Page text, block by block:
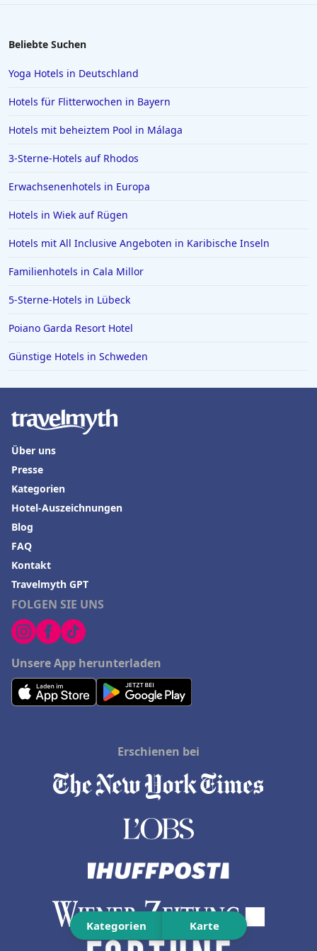
Hotels in Füssen
Hotels in Willingen
Hotels auf Santorin
Hotels in Ludwigsburg
Hotels in Dierhagen
Hotels in Oslo
Hotels in Schleswig Holstein
Hotels in Lenggries
Kategorien Karte
Beliebte Suchen
Yoga Hotels in Deutschland
Hotels für Flitterwochen in Bayern
Hotels mit beheiztem Pool in Málaga
3-Sterne-Hotels auf Rhodos
Erwachsenenhotels in Europa
Hotels in Wiek auf Rügen
Hotels mit All Inclusive Angeboten in Karibische Inseln
Familienhotels in Cala Millor
5-Sterne-Hotels in Lübeck
Poiano Garda Resort Hotel
Günstige Hotels in Schweden
FOLGEN SIE UNS
Unsere App herunterladen
Über uns
Presse
Kategorien
Hotel-Auszeichnungen
Blog
FAQ
Kontakt
Travelmyth GPT
Erschienen bei